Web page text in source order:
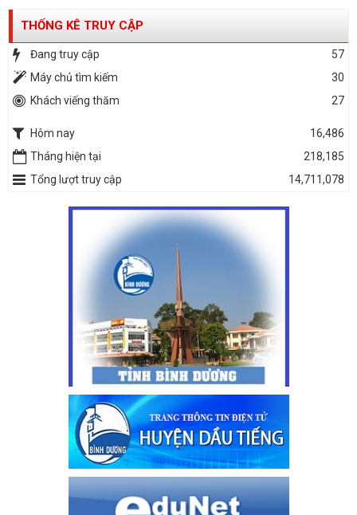
THỐNG KÊ TRUY CẬP
Đang truy cập
57
Máy chủ tìm kiếm
30
Khách viếng thăm
27
Hôm nay
16,486
Tháng hiện tại
218,185
Tổng lượt truy cập
14,711,078